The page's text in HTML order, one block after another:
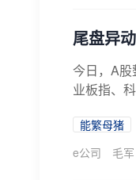
尾盘异
今日，A
业板指、
能繁母猪
e公司
毛军